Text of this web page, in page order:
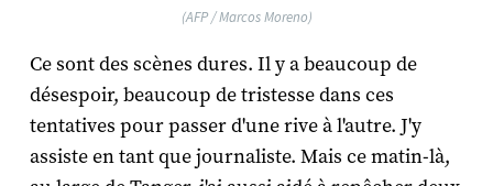
(AFP / Marcos Moreno)
Ce sont des scènes dures. Il y a beaucoup de
désespoir, beaucoup de tristesse dans ces
tentatives pour passer d'une rive à l'autre. J'y
assiste en tant que journaliste. Mais ce matin-là,